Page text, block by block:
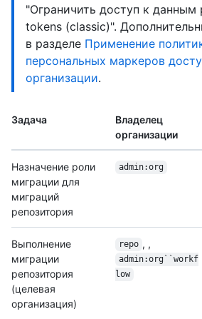
"Ограничить доступ к данным
tokens (classic)".
в разделе Применение
персональных маркеров
организации.
Задача
Владелец
организации
Назначение роли
миграции для
миграций
репозитория
admin:org
Выполнение
миграции
репозитория
(целевая
организация)
repo , ,
admin:org``workf
low